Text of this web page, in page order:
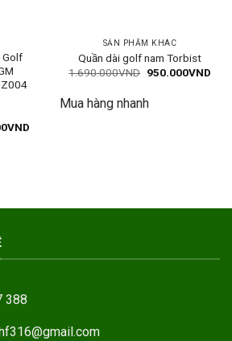
Golf
VND
SẢN PHẨM KHÁC
Quần dài golf nam Torbist
1.690.000VND Giá
1.690.000VND.
950.000VNDGiá
Mua hàng nhanh
388